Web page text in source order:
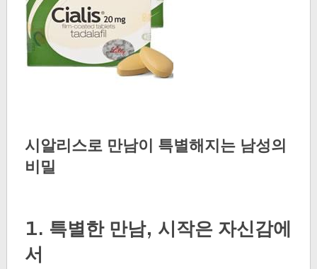
시알리스로 만남이 특별해지는 남성의
비밀
1. 특별한 만남, 시작은 자신감에
서